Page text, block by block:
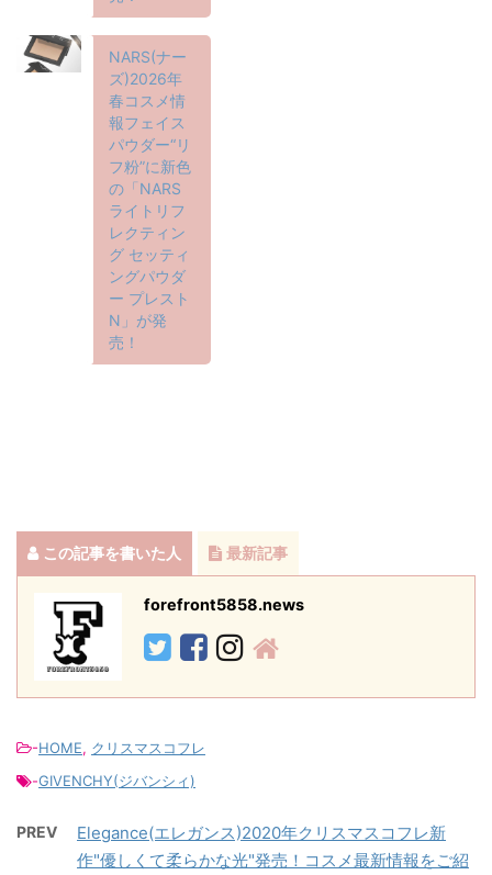
NARS(ナー
ズ)2026年
春コスメ情
報フェイス
パウダー“リ
フ粉”に新色
の「NARS
ライトリフ
レクティン
グ セッティ
ングパウダ
ー プレスト
N」が発
売！
この記事を書いた人 最新記事
forefront5858.news
-HOME, クリスマスコフレ
-GIVENCHY(ジバンシィ)
PREV
Elegance(エレガンス)2020年クリスマスコフレ新
作"優しくて柔らかな光"発売！コスメ最新情報をご紹